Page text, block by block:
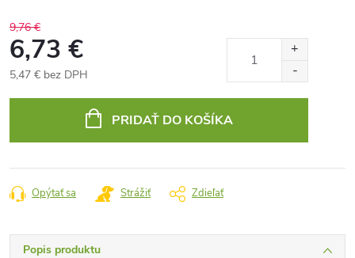
9,76 €
6,73 €
5,47 € bez DPH
PRIDAŤ DO KOŠÍKA
Opýtať sa Strážiť Zdieľať
Popis produktu